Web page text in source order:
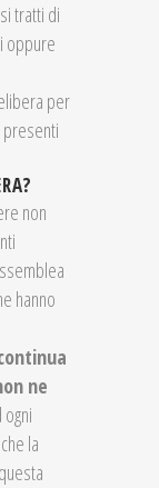
tratti di
oppure
per
non
hanno
ne
ogni
la